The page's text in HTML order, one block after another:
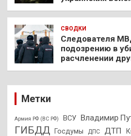
СВОДКИ
Следователя
подозрению в
расчленении
Метки
Армия РФ (ВС РФ) ВСУ Владимир
ГИБДД Госдумы ДПС ДТП